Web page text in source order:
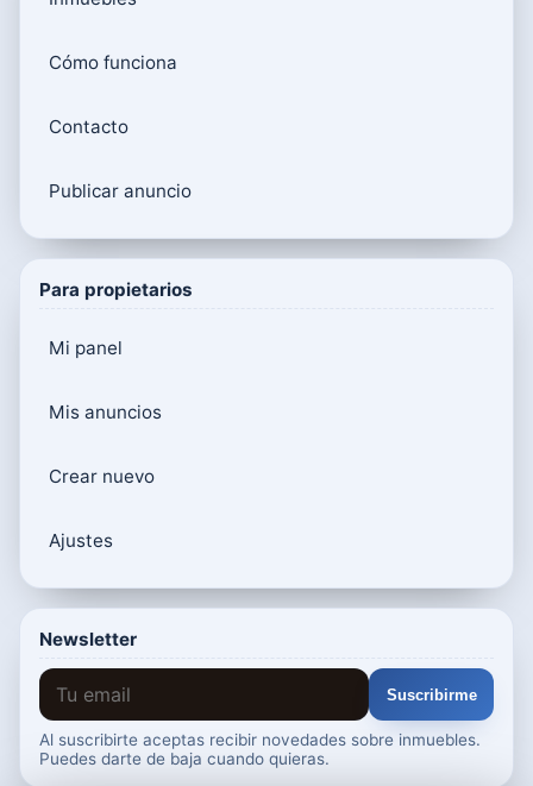
Cómo funciona
Contacto
Publicar anuncio
Para propietarios
Mi panel
Mis anuncios
Crear nuevo
Ajustes
Newsletter
Suscribirme
Al suscribirte aceptas recibir novedades sobre inmuebles.
Puedes darte de baja cuando quieras.